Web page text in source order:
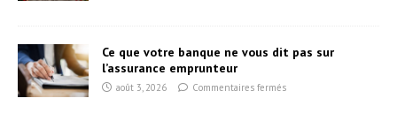
Ce que votre banque ne vous dit pas sur
l’assurance emprunteur
août 3, 2026 Commentaires fermés